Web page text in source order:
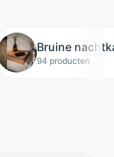
Bruine
94 producten